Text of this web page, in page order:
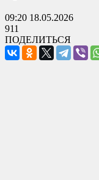
09:20 18.05.2026
911
ПОДЕЛИТЬСЯ